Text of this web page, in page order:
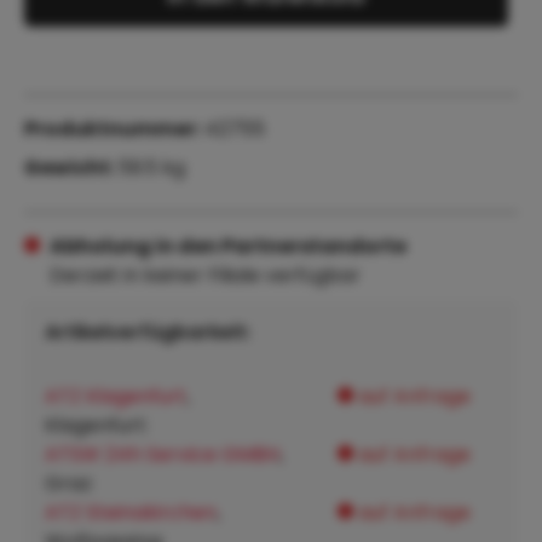
Abholung in den Partnerstandorte
Derzeit in keiner Filiale verfügbar
Artikelverfügbarkeit:
ATZ Klagenfurt
Klagenfurt:
auf Anfrage
ATSW 24h Service GMBH auf Anfrage
ATZ Steinakirchen auf Anfrage
Produktnummer:
Gewicht:
59.5 kg